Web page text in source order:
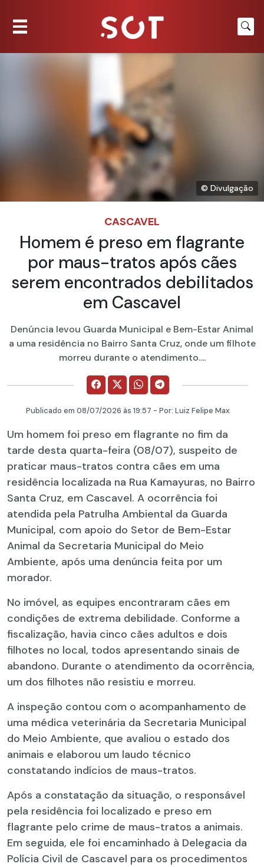
© Divulgação
CASCAVEL
Homem é preso em flagrante
por maus-tratos após cães
serem encontrados debilitados
em Cascavel
Denúncia levou Guarda Municipal e Bem-Estar Animal
a uma residência no Bairro Santa Cruz, onde um filhote
morreu durante o atendimento....
Publicado em 08/07/2026 às 19:57 - Por: Luiz Felipe Max
Um homem foi preso em flagrante no fim da
tarde desta quarta-feira (08/07), suspeito de
praticar maus-tratos contra cães em uma
residência localizada na Rua Kamayuras, no Bairro
Santa Cruz, em Cascavel. A ocorrência foi
atendida pela Patrulha Ambiental da Guarda
Municipal, com apoio do Setor de Bem-Estar
Animal da Secretaria Municipal do Meio
Ambiente, após uma denúncia feita por um
morador.
No imóvel, as equipes encontraram cães em
condições de extrema debilidade. Conforme a
fiscalização, havia cinco cães adultos e dois
filhotes no local, todos apresentando sinais de
abandono. Durante o atendimento da ocorrência,
um dos filhotes não resistiu e morreu.
A inspeção contou com o acompanhamento de
uma médica veterinária da Secretaria Municipal
do Meio Ambiente, que avaliou o estado dos
animais e elaborou um laudo técnico
constatando indícios de maus-tratos.
Após a constatação da situação, o responsável
pela residência foi localizado e preso em
flagrante pelo crime de maus-tratos a animais.
Em seguida, ele foi encaminhado à Delegacia da
Polícia Civil de Cascavel para os procedimentos